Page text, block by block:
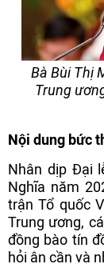
Bà Bùi Thị
Trung
Nội dung bức
Nhân dịp Đại
Nghĩa năm
trận Tổ quốc
Trung ương,
đồng bào tín
hỏi ân cần và